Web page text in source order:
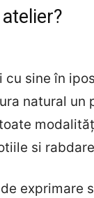
sine în
natural
si
exprimare